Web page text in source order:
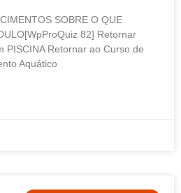
SOBRE O QUE
82] Retornar
PISCINA Retornar ao Curso de
Aquático